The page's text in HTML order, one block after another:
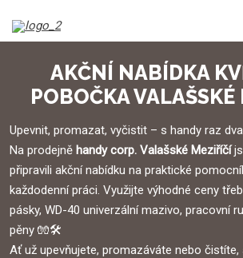
AKČNÍ NABÍDKA
POBOČKA VALAŠSKÉ
Upevnit, promazat, vyčistit – s handy raz
Na prodejně handy corp. Valašské Meziříčí
připravili akční nabídku na praktické
každodenní práci. Využijte výhodné ceny
pásky, WD-40 univerzální mazivo, pracovní
pěny 🧤🛠️
Ať už upevňujete, promazáváte nebo čistíte,